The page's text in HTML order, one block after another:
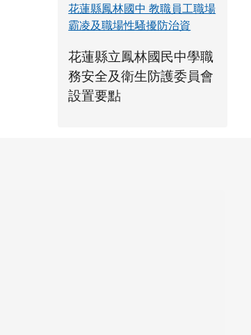
花蓮縣鳳林國中 教職員工職場
霸凌及職場性騷擾防治資
link to https://www.fles.hlc.edu.tw/
花蓮縣立鳳林國民中學職
務安全及衛生防護委員會
設置要點花蓮縣立鳳林國民中學職
花蓮縣立鳳林國民中學職
link to https://
link to https://